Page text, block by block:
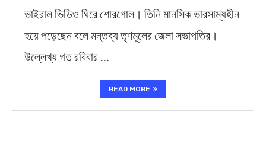
ভাইরাল ভিডিও ঘিরে শোরগোল। তিনি মানসিক ভারসাম্যহীন
হয়ে পড়েছেন বলে মন্তব্য তৃণমূলের জেলা সভাপতির।
উল্লেখ্য গত রবিবার …
READ MORE